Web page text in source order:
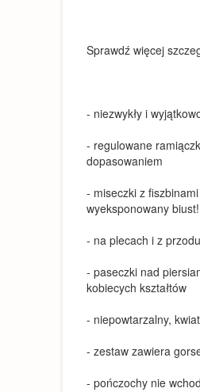
Sprawdź więcej
- niezwykły i
- regulowane
dopasowaniem
- miseczki z
wyeksponowany biust!
- na plecach i z
- paseczki nad
kobiecych kształtów
- niepowtarzalny,
- zestaw zawiera
- pończochy nie